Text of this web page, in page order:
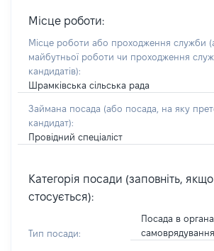
Місце роботи:
Місце роботи або проходження служби
майбутньої роботи чи проходження
кандидатів):
Шрамківська сільська рада
Займана посада (або посада, на яку
кандидат):
Провідний спеціаліст
Категорія посади (заповніть,
стосується):
Тип посади:
Посада в
самоврядування